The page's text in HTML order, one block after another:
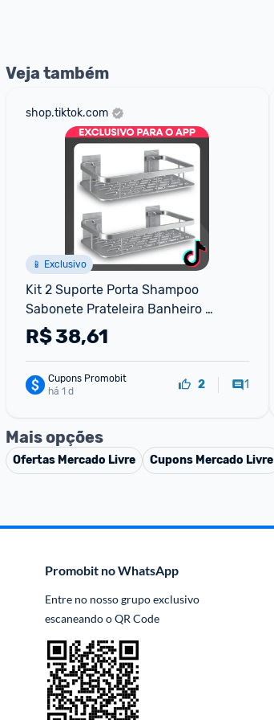
Veja também
shop.tiktok.com
📱 Exclusivo
Kit 2 Suporte Porta Shampoo
Sabonete Prateleira Banheiro
Adesivo Parede Sem Furo Jabuti...
R$38,61
Cupons Promobit
há 1 d
2 1
Mais opções
Ofertas Mercado Livre Cupons Mercado Livre
Promobit no WhatsApp
Entre no nosso grupo exclusivo
escaneando o QR Code